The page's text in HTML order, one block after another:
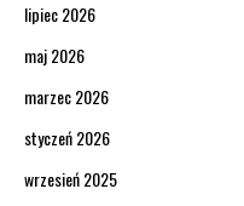
lipiec 2026
maj 2026
marzec 2026
styczeń 2026
wrzesień 2025